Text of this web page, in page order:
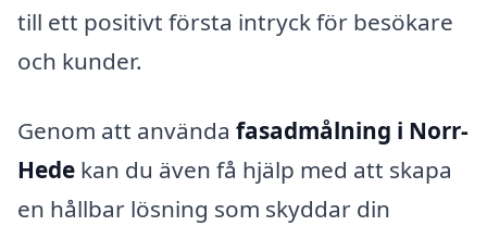
till ett positivt första intryck för besökare
och kunder.
Genom att använda fasadmålning i Norr-
Hede kan du även få hjälp med att skapa
en hållbar lösning som skyddar din